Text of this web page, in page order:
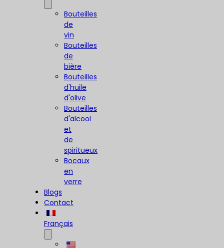
Bouteilles
de
vin
Bouteilles
de
bière
Bouteilles
d'huile
d'olive
Bouteilles
d'alcool
et
de
spiritueux
Bocaux
en
verre
Blogs
Contact
Français